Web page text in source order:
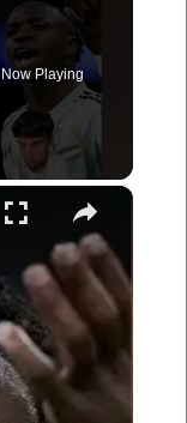
Now Playing
×